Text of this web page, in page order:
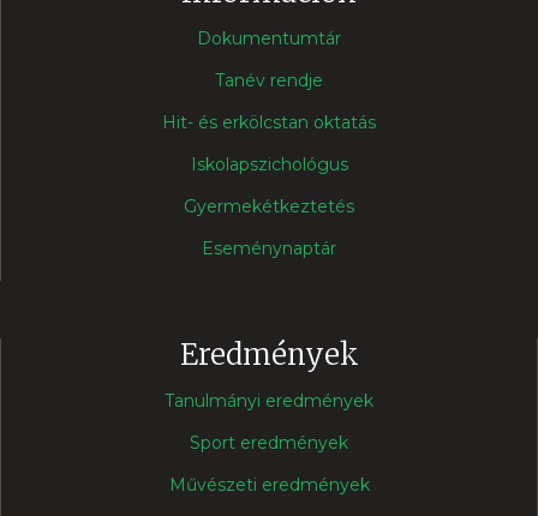
Dokumentumtár
Tanév rendje
Hit- és erkölcstan oktatás
Iskolapszichológus
Gyermekétkeztetés
Eseménynaptár
Eredmények
Tanulmányi eredmények
Sport eredmények
Művészeti eredmények